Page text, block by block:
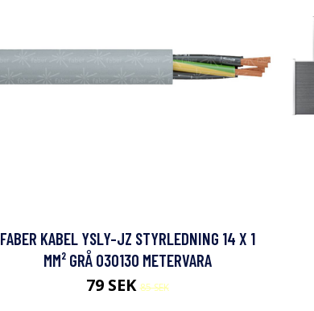
FABER KABEL YSLY-JZ STYRLEDNING 14 X 1
MM² GRÅ 030130 METERVARA
79 SEK85 SEK